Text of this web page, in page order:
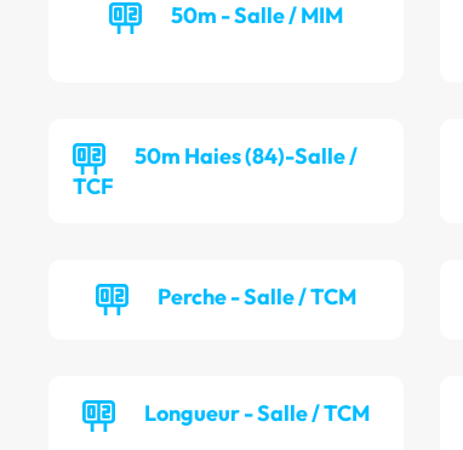
50m - Salle / MIM
50m Haies (84)-Salle /
TCF
Perche - Salle / TCM
Longueur - Salle / TCM